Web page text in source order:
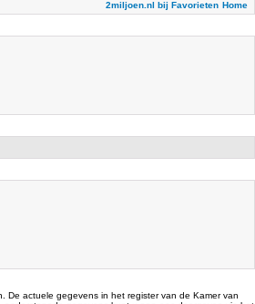
2miljoen.nl bij Favorieten Home
actuele gegevens in het register van de Kamer van